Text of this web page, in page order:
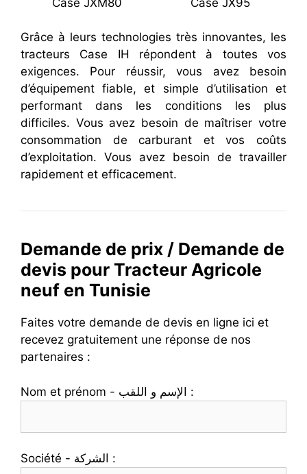
Grâce à leurs technologies très innovantes, les
tracteurs Case IH répondent à toutes vos
exigences. Pour réussir, vous avez besoin
d’équipement fiable, et simple d’utilisation et
performant dans les conditions les plus
difficiles. Vous avez besoin de maîtriser votre
consommation de carburant et vos coûts
d’exploitation. Vous avez besoin de travailler
rapidement et efficacement.
Demande de prix / Demande de
devis pour Tracteur Agricole
neuf en Tunisie
Faites votre demande de devis en ligne ici et
recevez gratuitement une réponse de nos
partenaires :
Nom et prénom - الإسم و اللقب :
Société - الشركة :